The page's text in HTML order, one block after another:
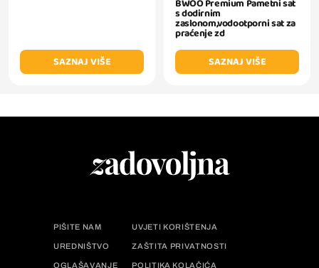
SAZNAJ VIŠE
BWOO Premium Pametni sat
s dodirnim
zaslonom,vodootporni sat za
praćenje zd
SAZNAJ VIŠE
PIŠITE NAM UVJETI KORIŠTENJA
UREDNIŠTVO ZAŠTITA PRIVATNOSTI
OGLAŠAVANJE POLITIKA KOLAČIĆA